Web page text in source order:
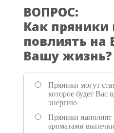
ВОПРОС:
Как пряники
повлиять на
Вашу жизнь?
Пряники могут
которое будет Вас
энергию
Пряники
ароматами